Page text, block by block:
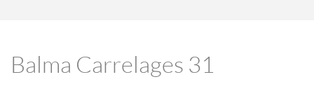
Balma Carrelages 31